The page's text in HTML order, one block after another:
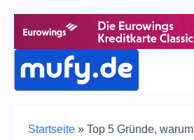
Startseite » Top 5 Gründe,